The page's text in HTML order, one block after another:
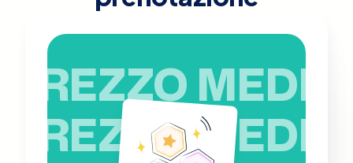
PREZZO MEDIO
PREZZO MEDIO